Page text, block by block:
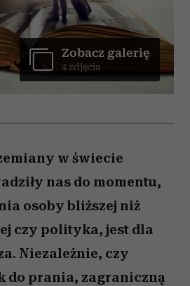
Zobacz galerię
4 zdjęcia
w świecie
nas do momentu,
osoby bliższej niż
czy polityka, jest dla
Niezależnie, czy
do prania, zagraniczną